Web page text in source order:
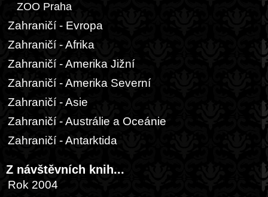
ZOO Praha
Zahraničí - Evropa
Zahraničí - Afrika
Zahraničí - Amerika Jižní
Zahraničí - Amerika Severní
Zahraničí - Asie
Zahraničí - Austrálie a Oceánie
Zahraničí - Antarktida
Z návštěvních knih...
Rok 2004